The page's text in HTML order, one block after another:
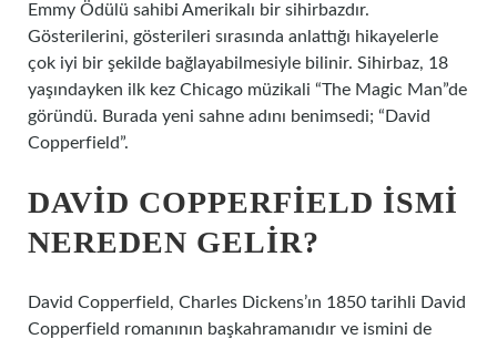
Emmy Ödülü sahibi Amerikalı bir sihirbazdır.
Gösterilerini, gösterileri sırasında anlattığı hikayelerle
çok iyi bir şekilde bağlayabilmesiyle bilinir. Sihirbaz, 18
yaşındayken ilk kez Chicago müzikali “The Magic Man”de
göründü. Burada yeni sahne adını benimsedi; “David
Copperfield”.
DAVID COPPERFIELD ISMI
NEREDEN GELIR?
David Copperfield, Charles Dickens’ın 1850 tarihli David
Copperfield romanının başkahramanıdır ve ismini de